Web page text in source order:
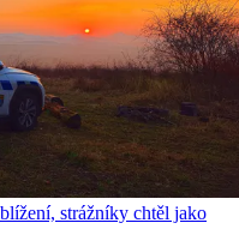
strážníky chtěl jako